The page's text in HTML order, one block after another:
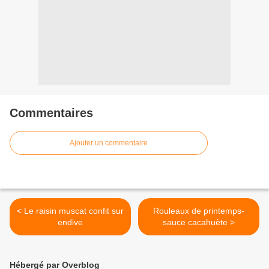
Commentaires
Ajouter un commentaire
< Le raisin muscat confit sur
endive
Rouleaux de printemps-
sauce cacahuète >
Hébergé par Overblog